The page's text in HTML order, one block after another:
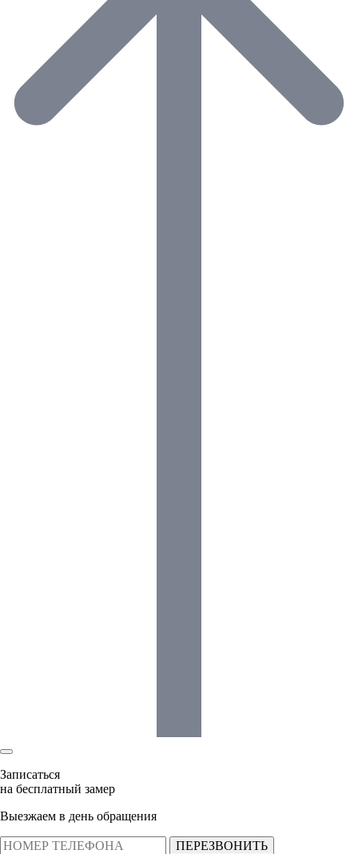
Записаться
на бесплатный замер
Выезжаем в день обращения
ПЕРЕЗВОНИТЬ